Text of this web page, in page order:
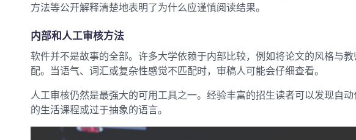
方法等公开解释清楚地表明了为什么应谨慎阅读结果。
内部和人工审核方法
软件并不是故事的全部。许多大学依赖于内部比较，例如将论文的风格与
配。当语气、词汇或复杂性感觉不匹配时，审稿人可能会仔细查看。
人工审核仍然是最强大的可用工具之一。经验丰富的招生读者可以发现自
的生活课程或过于抽象的语言。